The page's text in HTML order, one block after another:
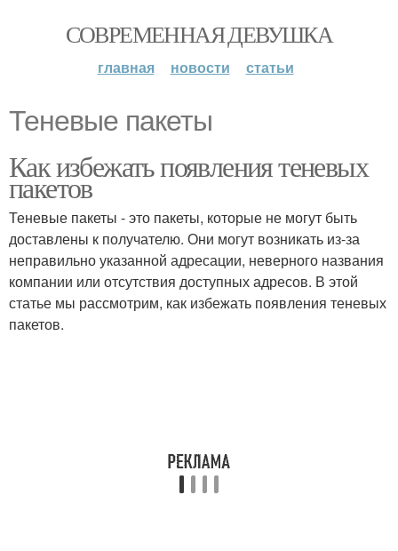
СОВРЕМЕННАЯ ДЕВУШКА
главная новости статьи
Теневые пакеты
Как избежать появления теневых
пакетов
Теневые пакеты - это пакеты, которые не могут быть
доставлены к получателю. Они могут возникать из-за
неправильно указанной адресации, неверного названия
компании или отсутствия доступных адресов. В этой
статье мы рассмотрим, как избежать появления теневых
пакетов.